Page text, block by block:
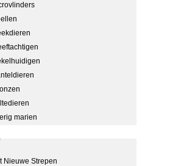
marien
Nieuwe Strepen